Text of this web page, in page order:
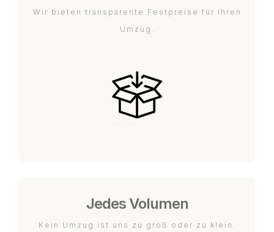
Wir bieten transparente Festpreise für Ihren
Umzug.
Jedes Volumen
Kein Umzug ist uns zu groß oder zu klein.